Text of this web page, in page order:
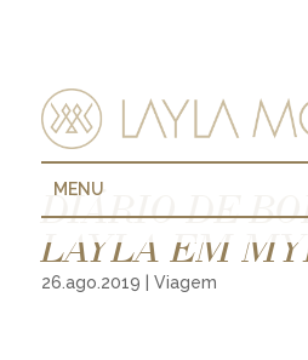
MENU
DIÁRIO DE
LAYLA EM
26.ago.2019 Viagem